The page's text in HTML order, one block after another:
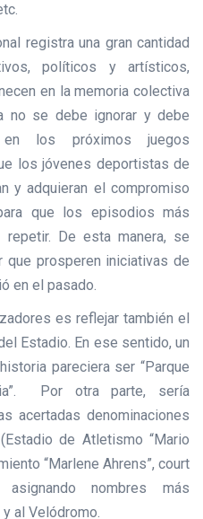
registra una gran cantidad
políticos y artísticos,
en la memoria colectiva
no se debe ignorar y debe
los próximos juegos
los jóvenes deportistas de
y adquieran el compromiso
que los episodios más
De esta manera, se
que prosperen iniciativas de
en el pasado.
es reflejar también el
Estadio. En ese sentido, un
pareciera ser “Parque
Por otra parte, sería
acertadas denominaciones
de Atletismo “Mario
“Marlene Ahrens”, court
nombres más
al Velódromo.